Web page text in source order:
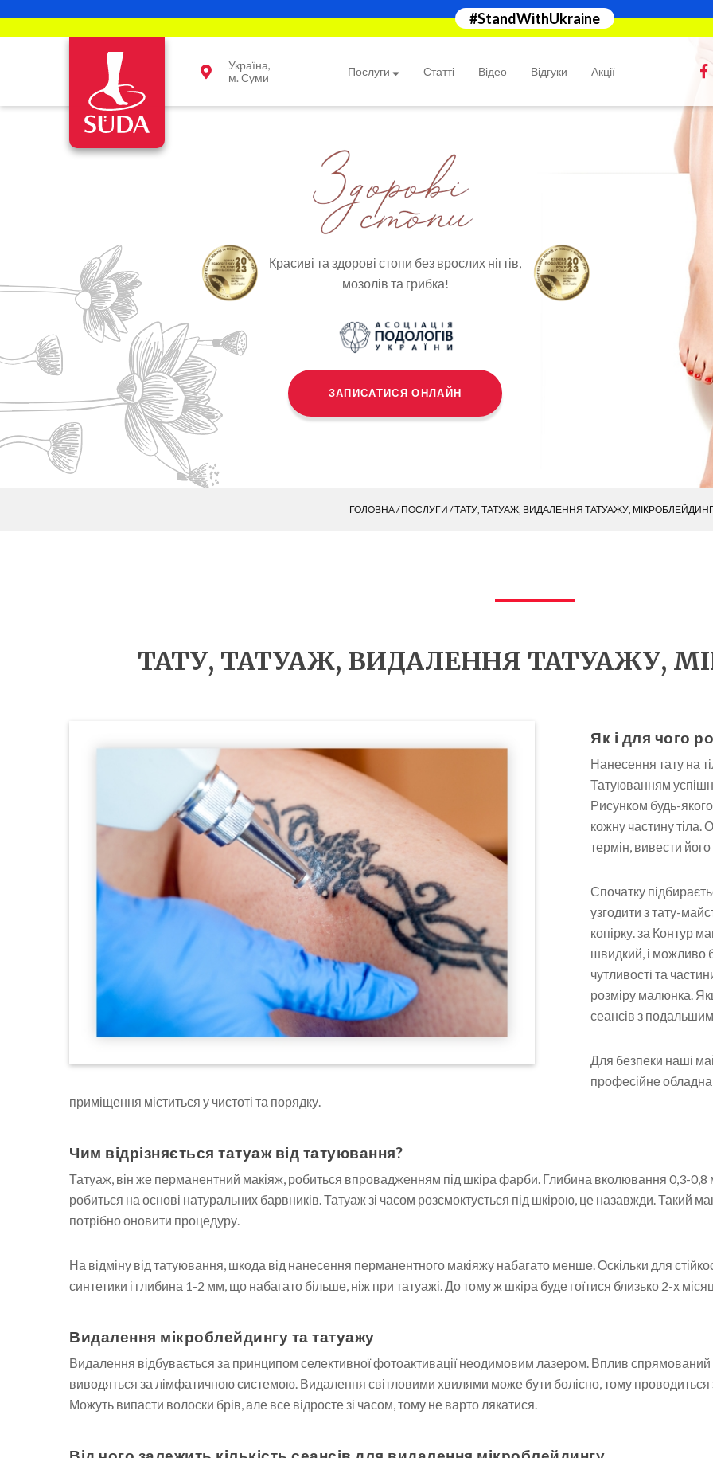
#StandWithUkraine
Україна,
м. Суми
Послуги Статті Відео Відгуки Акції
Красиві та здорові стопи без врослих нігтів,
мозолів та грибка!
ЗАПИСАТИСЯ ОНЛАЙН
ГОЛОВНА/ПОСЛУГИ / ТАТУ, ТАТУАЖ, ВИДАЛЕННЯ ТАТУАЖУ,
ТАТУ, ТАТУАЖ, ВИДАЛЕННЯ ТАТУАЖУ,
Як і для чого
Нанесення тату на
Татуюванням
Рисунком будь-
кожну частину тіла.
термін, вивести
Спочатку
узгодити з тату-
копірку. за Контур
швидкий, і можливо
чутливості та
розміру малюнка.
сеансів з
Для безпеки наші
професійне
приміщення міститься у чистоті та порядку.
Чим відрізняється татуаж від татуювання?
Татуаж, він же перманентний макіяж, робиться впровадженням під шкіра фарби. Глибина вколювання 0,3-0,8
робиться на основі натуральних барвників. Татуаж зі часом розсмоктується під шкірою, це назавжди. Такий
потрібно оновити процедуру.
На відміну від татуювання, шкода від нанесення перманентного макіяжу набагато менше. Оскільки для
синтетики і глибина 1-2 мм, що набагато більше, ніж при татуажі. До тому ж шкіра буде гоїтися близько 2-х
Видалення мікроблейдингу та татуажу
Видалення відбувається за принципом селективної фотоактивації неодимовим лазером. Вплив спрямований
виводяться за лімфатичною системою. Видалення світловими хвилями може бути болісно, ​​тому
Можуть випасти волоски брів, але все відросте зі часом, тому не варто лякатися.